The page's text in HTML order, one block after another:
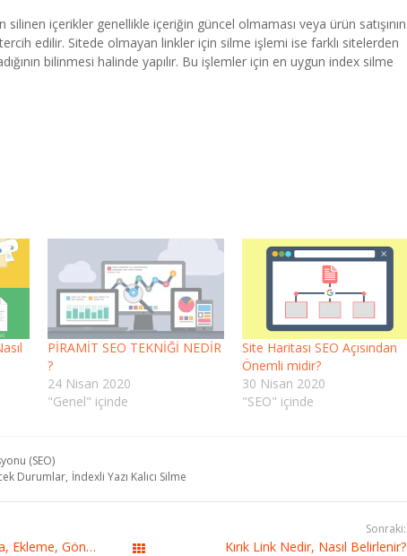
içerikler genellikle içeriğin güncel olmaması veya ürün satışının
edilir. Sitede olmayan linkler için silme işlemi ise farklı sitelerden
bilinmesi halinde yapılır. Bu işlemler için en uygun index silme
PİRAMİT SEO TEKNİĞİ NEDİR
?
24 Nisan 2020
"Genel" içinde
Site Haritası SEO Açısından
Önemli midir?
30 Nisan 2020
"SEO" içinde
(SEO)
Durumlar İndexli Yazı Kalıcı Silme
Site Haritası Oluşturma, Ekleme, Gönderme
Sonraki:
Kırık Link Nedir, Nasıl Belirlenir?